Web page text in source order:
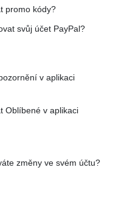
promo kódy?
svůj účet PayPal?
v aplikaci
Oblíbené v aplikaci
změny ve svém účtu?